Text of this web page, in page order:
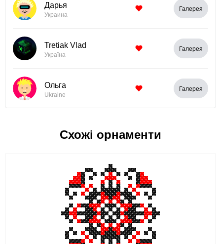
Дарья
Украина
Галерея
Tretiak Vlad
Україна
Галерея
Ольга
Ukraine
Галерея
Схожі орнаменти